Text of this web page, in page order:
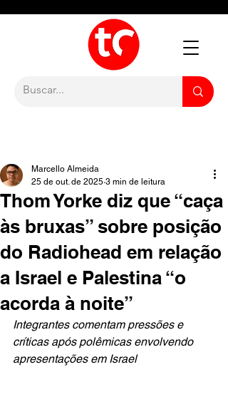
Thom Yorke diz que “caça
às bruxas” sobre posição
do Radiohead em relação
a Israel e Palestina “o
acorda à noite”
Marcello Almeida
25 de out. de 2025 3 min de leitura
Integrantes comentam pressões e
críticas após polêmicas envolvendo
apresentações em Israel